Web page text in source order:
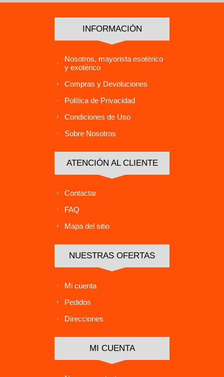
INFORMACIÓN
Nosotros, mayorista esotérico
y exotérico
Compras y Devoluciones
Política de Privacidad
Condiciones de Uso
Sobre Nosotros
ATENCIÓN AL CLIENTE
Contactar
FAQ
Mapa del sitio
NUESTRAS OFERTAS
Mi cuenta
Pedidos
Direcciones
MI CUENTA